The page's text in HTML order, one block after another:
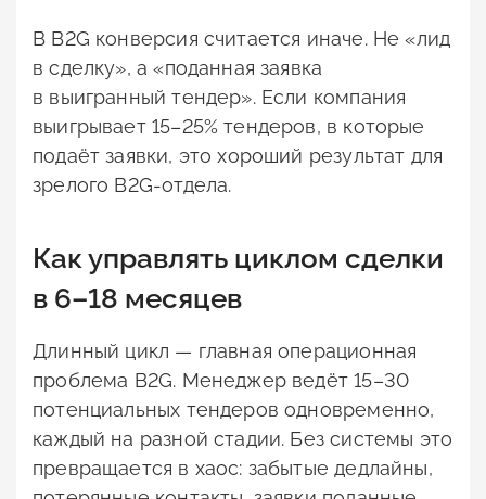
В B2G конверсия считается иначе. Не «лид
в сделку», а «поданная заявка
в выигранный тендер». Если компания
выигрывает 15–25% тендеров, в которые
подаёт заявки, это хороший результат для
зрелого B2G-отдела.
Как управлять циклом сделки
в 6–18 месяцев
Длинный цикл — главная операционная
проблема B2G. Менеджер ведёт 15–30
потенциальных тендеров одновременно,
каждый на разной стадии. Без системы это
превращается в хаос: забытые дедлайны,